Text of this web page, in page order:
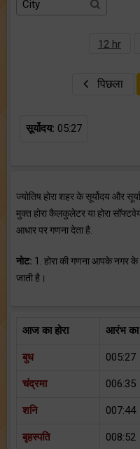
12 hr
पिछला
सूर्योदय: 05:27
ज्योतिष होरा शहर के सूर्योदय और
मुक्त होरा कैलकुलेटर या होरा
आधार पर गणना देता है.
नोट: 1. होरा की गणना आपके नगर
जाती है।
आज का होरा आरंभ
बुध 005:27
चंद्रमा 006:35
शनि 007:44
बृहस्पति 008:52